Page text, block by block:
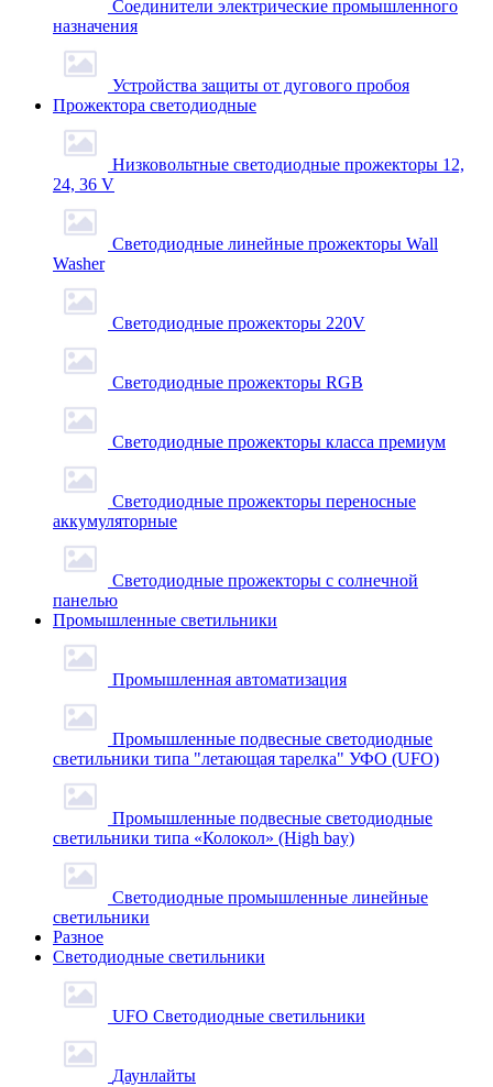
Соединители электрические промышленного
назначения
Устройства защиты от дугового пробоя
Прожектора светодиодные
Низковольтные светодиодные прожекторы 12,
24, 36 V
Светодиодные линейные прожекторы Wall
Washer
Светодиодные прожекторы 220V
Светодиодные прожекторы RGB
Светодиодные прожекторы класса премиум
Светодиодные прожекторы переносные
аккумуляторные
Светодиодные прожекторы с солнечной
панелью
Промышленные светильники
Промышленная автоматизация
Промышленные подвесные cветодиодные
светильники типа "летающая тарелка" УФО (UFO)
Промышленные подвесные cветодиодные
светильники типа «Колокол» (High bay)
Светодиодные промышленные линейные
светильники
Разное
Светодиодные светильники
UFO Светодиодные светильники
Даунлайты